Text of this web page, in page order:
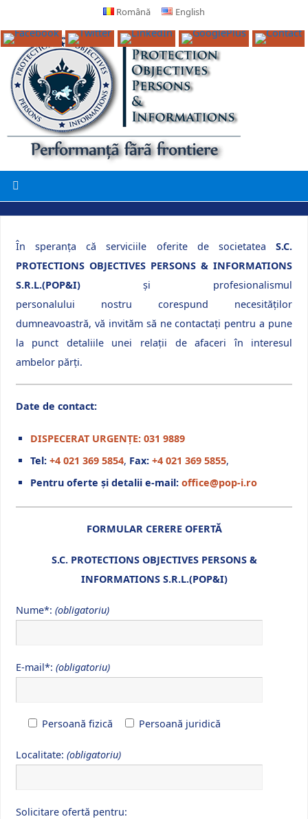
Română English
În speranța că serviciile oferite de societateaS.C.
PROTECTIONS OBJECTIVES PERSONS & INFORMATIONS
S.R.L.(POP&I) și profesionalismul
personalului nostru corespund necesităților
dumneavoastră, vă invităm să ne contactați pentru a pune
la punct detaliile unei relații de afaceri în interesul
ambelor părți.
Date de contact:
DISPECERAT URGENȚE: 031 9889
Tel:+4 021 369 5854, Fax:+4 021 369 5855,
Pentru oferte și detalii e-mail: office@pop-i.ro
FORMULAR CERERE OFERTĂ
S.C. PROTECTIONS OBJECTIVES PERSONS &
INFORMATIONS S.R.L.(POP&I)
Nume*: (obligatoriu)
E-mail*: (obligatoriu)
Persoană fizică Persoană juridică
Localitate: (obligatoriu)
Solicitare ofertă pentru: